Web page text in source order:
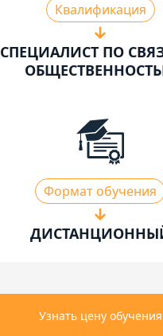
Квалификация
СПЕЦИАЛИСТ ПО
Формат обучения
Узнать цену обучения